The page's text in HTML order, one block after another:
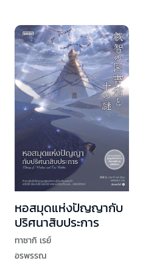
หอสมุดแห่งปัญญากับ
ปริศนาสิบประการ
ทาซากิ เรย์
อรพรรณ